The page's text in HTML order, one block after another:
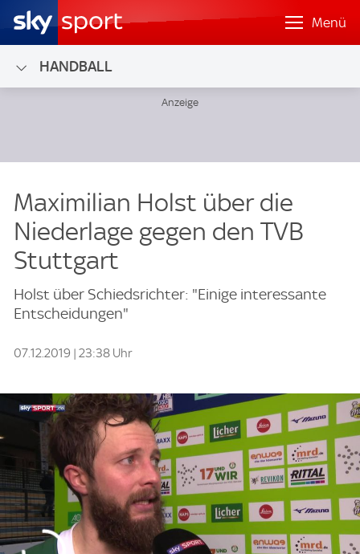
Menü
HANDBALL
Maximilian Holst über die
Niederlage gegen den TVB
Stuttgart
Holst über Schiedsrichter: "Einige interessante
Entscheidungen"
07.12.2019 | 23:38 Uhr